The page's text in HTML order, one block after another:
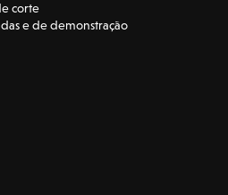
corte
e de demonstração